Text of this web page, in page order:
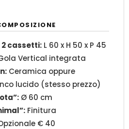
2 cassetti: L 60 x H 50 x P 45
Vertical integrata
Ceramica oppure
lucido (stesso prezzo)
Ø 60 cm
Finitura
€ 40